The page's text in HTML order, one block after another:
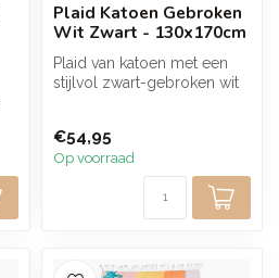
Plaid Katoen Gebroken
Wit Zwart - 130x170cm
Plaid van katoen met een
stijlvol zwart-gebroken wit
€54,95
Op voorraad